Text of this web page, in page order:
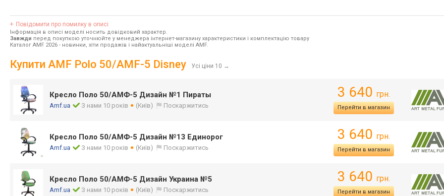
Повідомити про помилку в описі
Інформація в описі моделі носить довідковий характер.
Завжди перед покупкою уточнюйте у менеджера інтернет-магазину характеристики і комплектацію товару
Каталог AMF 2026 - новинки, хіти продажів і найактуальніші моделі AMF.
Купити AMF Polo 50/AMF-5 Disney Усі ціни 10 →
Кресло Поло 50/АМФ-5 Дизайн №1 Пираты
Amf.ua З нами 10 років (Київ) Поскаржитись
3 640 грн.
Перейти в магазин
Кресло Поло 50/АМФ-5 Дизайн №13 Единорог
Amf.ua З нами 10 років (Київ) Поскаржитись
3 640 грн.
Перейти в магазин
Кресло Поло 50/АМФ-5 Дизайн Украина №5
Amf.ua З нами 10 років (Київ) Поскаржитись
3 640 грн.
Перейти в магазин